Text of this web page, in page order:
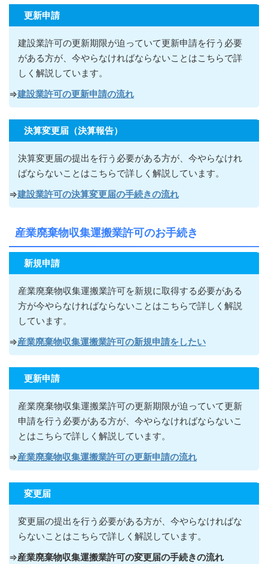
更新申請
建設業許可の更新期限が迫っていて更新申請を行う必要
がある方が 、今やらなければならないこ とはこちらで詳
しく解説しています。
⇒建設業許可の更新申請の流れ
決算変更届（決算報告）
決算変更届の提出を行う必要がある方が 、今やらなけれ
ばならないこ とはこちらで詳しく解説しています。
⇒建設業許可の決算変更届の手続きの流れ
産業廃棄物収集運搬業許可のお手続き
新規申請
産業廃棄物収集運搬業許可を新規に取得する必要がある
方が今やらなければならないこ とはこちらで詳しく解説
しています。
⇒産業廃棄物収集運搬業許可の新規申請をしたい
更新申請
産業廃棄物収集運搬業許可の更新期限が迫っていて更新
申請を行う必要がある方が 、今やらなければならないこ
とはこちらで詳しく解説しています。
⇒産業廃棄物収集運搬業許可の更新申請の流れ
変更届
変更届の提出を行う必要がある方が 、今やらなければな
らないこ とはこちらで詳しく解説しています。
⇒産業廃棄物収集運搬業許可の変更届の手続きの流れ